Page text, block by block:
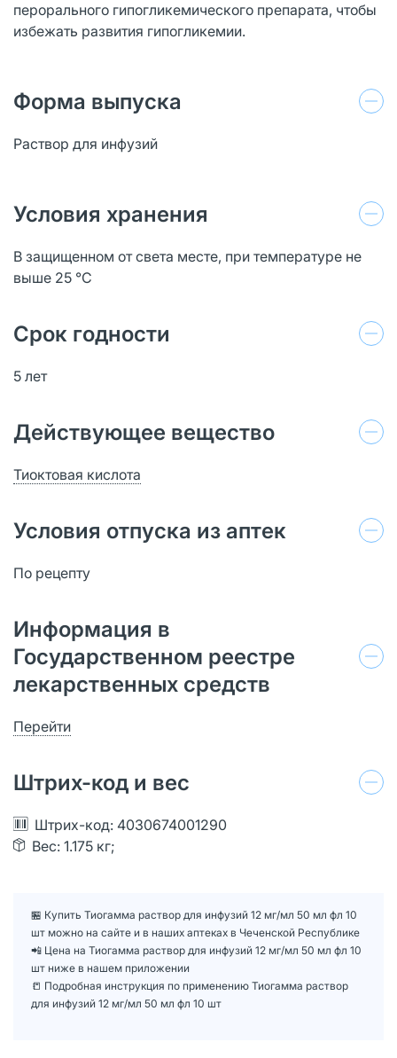
перорального гипогликемического препарата, чтобы
избежать развития гипогликемии.
Форма выпуска
Раствор для инфузий
Условия хранения
В защищенном от света месте, при температуре не
выше 25 °C
Срок годности
5 лет
Действующее вещество
Тиоктовая кислота
Условия отпуска из аптек
По рецепту
Информация в
Государственном реестре
лекарственных средств
Перейти
Штрих-код и вес
Штрих-код: 4030674001290
Вес: 1.175 кг;
🏪 Купить Тиогамма раствор для инфузий 12 мг/мл 50 мл фл 10
шт можно на сайте и в наших аптеках в Чеченской Республике
📲 Цена на Тиогамма раствор для инфузий 12 мг/мл 50 мл фл 10
шт ниже в нашем приложении
📒 Подробная инструкция по применению Тиогамма раствор
для инфузий 12 мг/мл 50 мл фл 10 шт